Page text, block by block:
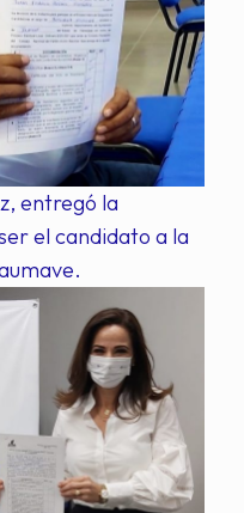
entregó la
el candidato a la